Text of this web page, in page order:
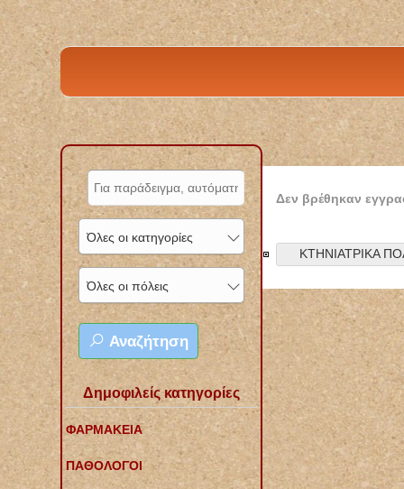
Όλες οι κατηγορίες
Όλες οι πόλεις
Αναζήτηση
Δημοφιλείς κατηγορίες
ΦΑΡΜΑΚΕΙΑ
ΠΑΘΟΛΟΓΟΙ
Δεν βρέθηκαν
ΚΤΗΝΙΑΤΡΙΚΑ